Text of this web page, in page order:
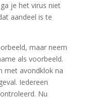
je het virus niet
aandeel is te
maar neem
als voorbeeld.
met avondklok na
Iedereen
Nu